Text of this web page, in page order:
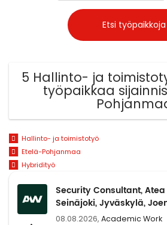
5 Hallinto- ja
työpaikkaa
Hallinto- ja toimistotyö
Etelä-Pohjanmaa
Hybridityö
Security Consultant,
Seinäjoki, Jyväskylä,
08.08.2026, Academic Work